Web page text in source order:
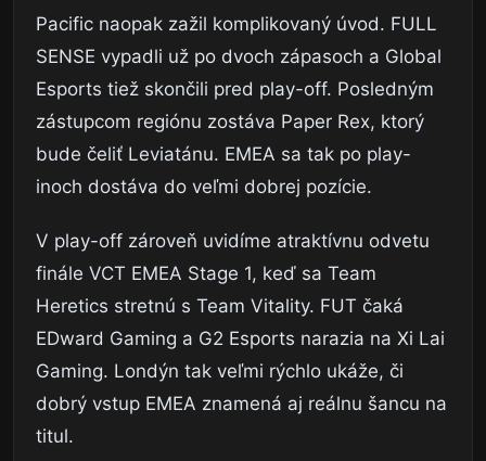
Pacific naopak zažil komplikovaný úvod. FULL
SENSE vypadli už po dvoch zápasoch a Global
Esports tiež skončili pred play-off. Posledným
zástupcom regiónu zostáva Paper Rex, ktorý
bude čeliť Leviatánu. EMEA sa tak po play-
inoch dostáva do veľmi dobrej pozície.
V play-off zároveň uvidíme atraktívnu odvetu
finále VCT EMEA Stage 1, keď sa Team
Heretics stretnú s Team Vitality. FUT čaká
EDward Gaming a G2 Esports narazia na Xi Lai
Gaming. Londýn tak veľmi rýchlo ukáže, či
dobrý vstup EMEA znamená aj reálnu šancu na
titul.